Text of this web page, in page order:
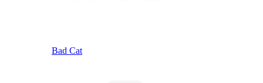
Bad Cat